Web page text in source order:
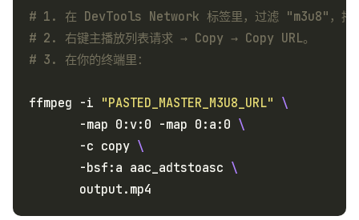
# 1. 在 DevTools Network 标签里，过滤 "m3u8"，播
# 2. 右键主播放列表请求 → Copy → Copy URL。
# 3. 在你的终端里：
ffmpeg -i "PASTED_MASTER_M3U8_URL"
       -map 0:v:0 -map 0:a:0
       -c copy
       -bsf:a aac_adtstoasc